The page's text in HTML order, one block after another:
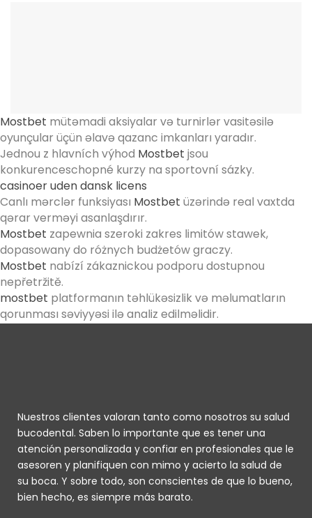
Mostbet mütəmadi aksiyalar və turnirlər vasitəsilə
oyunçular üçün əlavə qazanc imkanları yaradır.
Jednou z hlavních výhod Mostbet jsou
konkurenceschopné kurzy na sportovní sázky.
casinoer uden dansk licens
Canlı mərclər funksiyası Mostbet üzərində real vaxtda
qərar verməyi asanlaşdırır.
Mostbet zapewnia szeroki zakres limitów stawek,
dopasowany do różnych budżetów graczy.
Mostbet nabízí zákaznickou podporu dostupnou
nepřetržitě.
mostbet platformanın təhlükəsizlik və məlumatların
qorunması səviyyəsi ilə analiz edilməlidir.
Nuestros clientes valoran tanto como nosotros su salud
bucodental. Saben lo importante que es tener una
atención personalizada y confiar en profesionales que le
asesoren y planifiquen con mimo y acierto la salud de
su boca. Y sobre todo, son conscientes de que lo bueno,
bien hecho, es siempre más barato.